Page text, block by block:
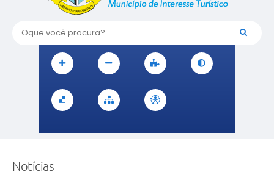
Oque você procura?
Notícias